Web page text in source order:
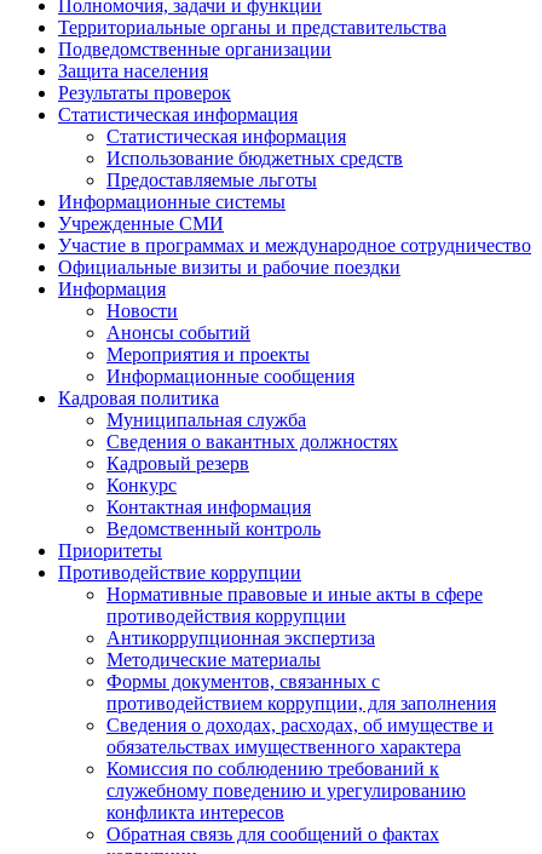
Полномочия, задачи и функции
Территориальные органы и представительства
Подведомственные организации
Защита населения
Результаты проверок
Статистическая информация
Статистическая информация
Использование бюджетных средств
Предоставляемые льготы
Информационные системы
Учрежденные СМИ
Участие в программах и международное сотрудничество
Официальные визиты и рабочие поездки
Информация
Новости
Анонсы событий
Мероприятия и проекты
Информационные сообщения
Кадровая политика
Муниципальная служба
Сведения о вакантных должностях
Кадровый резерв
Конкурс
Контактная информация
Ведомственный контроль
Приоритеты
Противодействие коррупции
Нормативные правовые и иные акты в сфере
противодействия коррупции
Антикоррупционная экспертиза
Методические материалы
Формы документов, связанных с
противодействием коррупции, для заполнения
Сведения о доходах, расходах, об имуществе и
обязательствах имущественного характера
Комиссия по соблюдению требований к
служебному поведению и урегулированию
конфликта интересов
Обратная связь для сообщений о фактах